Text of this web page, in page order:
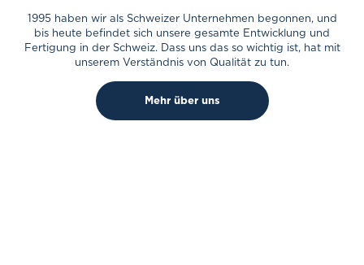
1995 haben wir als Schweizer Unternehmen begonnen, und
bis heute befindet sich unsere gesamte Entwicklung und
Fertigung in der Schweiz. Dass uns das so wichtig ist, hat mit
unserem Verständnis von Qualität zu tun.
Mehr über uns